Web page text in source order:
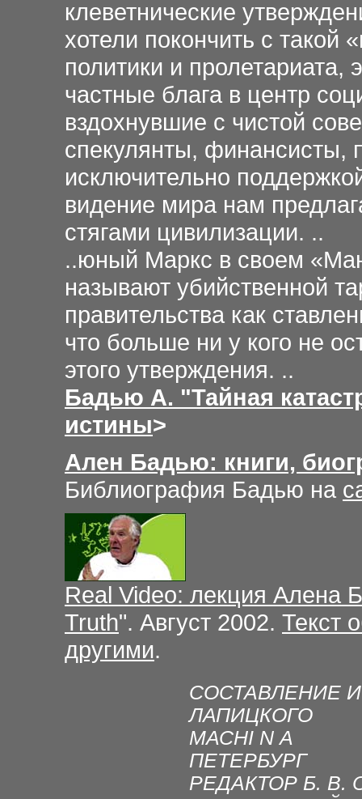
клеветнические
хотели покончить с такой
политики и пролетариата,
частные блага в центр
вздохнувшие с чистой
спекулянты, финансисты,
исключительно
видение мира нам
стягами цивилизации. ..
..юный Маркс в своем
называют убийственной
правительства как
что больше ни у кого не
этого утверждения. ..
Бадью А. "Тайная
истины>
Ален Бадью: книги,
Библиография Бадью на
Real Video: лекция Алена
Truth". Август 2002. Текст
другими.
СОСТАВЛЕНИЕ
ЛАПИЦКОГО
МАСНI N А
ПЕТЕРБУРГ
РЕДАКТОР Б. В.